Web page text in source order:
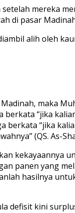
mereka
di pasar
alih oleh
maka
berkata “jika
berkata “jika
(QS. As-
kekayaannya
panen yang
hasilnya
defisit kini